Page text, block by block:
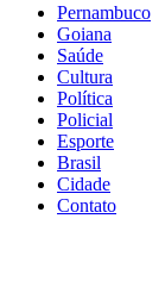
Pernambuco
Goiana
Saúde
Cultura
Política
Policial
Esporte
Brasil
Cidade
Contato